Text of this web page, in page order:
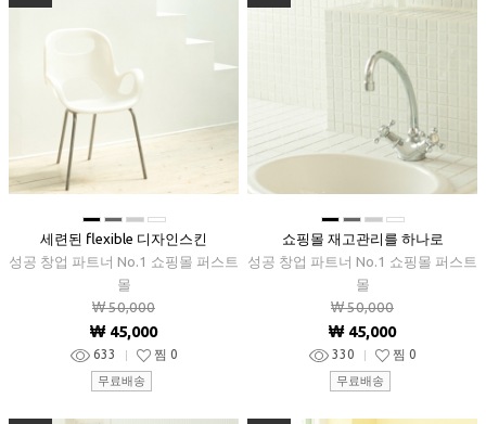
■ ■ ■ ■
세련된 flexible 디자인스킨
성공 창업 파트너 No.1 쇼핑몰 퍼스트
몰
₩ 50,000
₩ 45,000
633 찜 0
무료배송
■ ■ ■ ■
쇼핑몰 재고관리를 하나로
성공 창업 파트너 No.1 쇼핑몰 퍼스트
몰
₩ 50,000
₩ 45,000
330 찜 0
무료배송